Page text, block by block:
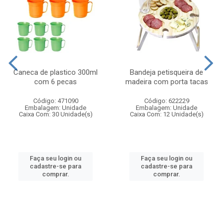
Caneca de plastico 300ml
com 6 pecas
Código: 471090
Embalagem: Unidade
Caixa Com: 30 Unidade(s)
Faça seu login ou
cadastre-se para
comprar.
Bandeja petisqueira de
madeira com porta tacas
Código: 622229
Embalagem: Unidade
Caixa Com: 12 Unidade(s)
Faça seu login ou
cadastre-se para
comprar.